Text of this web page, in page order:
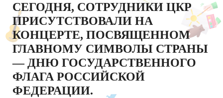
СЕГОДНЯ, СОТРУДНИКИ ЦКР
ПРИСУТСТВОВАЛИ НА
КОНЦЕРТЕ, ПОСВЯЩЕННОМ
ГЛАВНОМУ СИМВОЛЫ СТРАНЫ
— ДНЮ ГОСУДАРСТВЕННОГО
ФЛАГА РОССИЙСКОЙ
ФЕДЕРАЦИИ.